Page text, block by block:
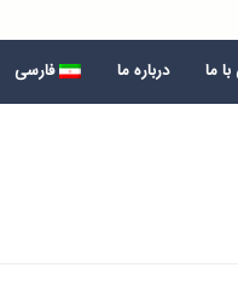
ما درباره ما فارسی